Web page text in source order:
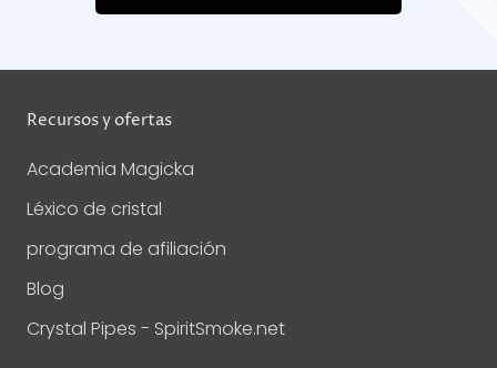
Recursos y ofertas
Academia Magicka
Léxico de cristal
programa de afiliación
Blog
Crystal Pipes - SpiritSmoke.net